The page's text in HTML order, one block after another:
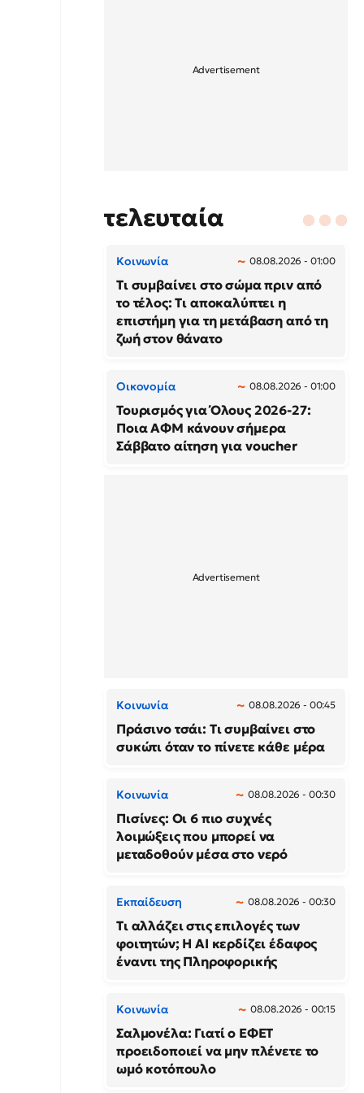
τελευταία
Κοινωνία 08.08.2026 - 01:00
Τι συμβαίνει στο σώμα πριν από
το τέλος: Τι αποκαλύπτει η
επιστήμη για τη μετάβαση από τη
ζωή στον θάνατο
Οικονομία 08.08.2026 - 01:00
Τουρισμός για Όλους 2026-27:
Ποια ΑΦΜ κάνουν σήμερα
Σάββατο αίτηση για voucher
Κοινωνία 08.08.2026 - 00:45
Πράσινο τσάι: Τι συμβαίνει στο
συκώτι όταν το πίνετε κάθε μέρα
Κοινωνία 08.08.2026 - 00:30
Πισίνες: Οι 6 πιο συχνές
λοιμώξεις που μπορεί να
μεταδοθούν μέσα στο νερό
Εκπαίδευση 08.08.2026 - 00:30
Τι αλλάζει στις επιλογές των
φοιτητών; Η AI κερδίζει έδαφος
έναντι της Πληροφορικής
Κοινωνία 08.08.2026 - 00:15
Σαλμονέλα: Γιατί ο ΕΦΕΤ
προειδοποιεί να μην πλένετε το
ωμό κοτόπουλο